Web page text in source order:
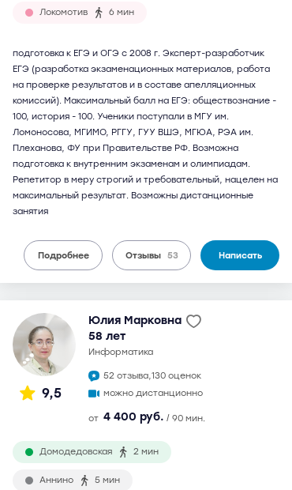
Локомотив 6 мин
подготовка к ЕГЭ и ОГЭ с 2008 г. Эксперт-разработчик
ЕГЭ (разработка экзаменационных материалов, работа
на проверке результатов и в составе апелляционных
комиссий). Максимальный балл на ЕГЭ: обществознание -
100, история - 100. Ученики поступали в МГУ им.
Ломоносова, МГИМО, РГГУ, ГУУ ВШЭ, МГЮА, РЭА им.
Плеханова, ФУ при Правительстве РФ. Возможна
подготовка к внутренним экзаменам и олимпиадам.
Репетитор в меру строгий и требовательный, нацелен на
максимальный результат. Возможны дистанционные
занятия
Подробнее Отзывы 53 Написать
9,5
Юлия Марковна
58 лет
информатика
52 отзыва,130 оценок
можно дистанционно
от 4 400 руб. / 90 мин.
Домодедовская 2 мин
Аннино 5 мин